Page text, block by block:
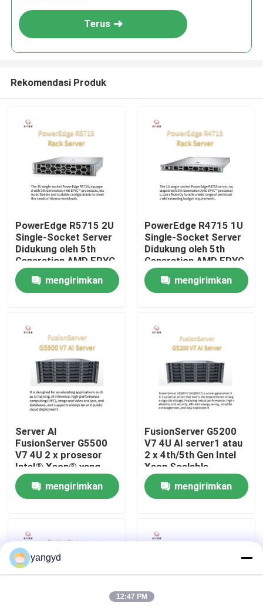
Rumah
Tentang Kami
Tur Pabrik
Kontrol Kualitas
Hubungi Kami
Berita
VR Show
Server Penyimpanan Rak
Terus
Rekomendasi Produk
PowerEdge R5715 2U
Single-Socket Server
Didukung oleh 5th
Generation AMD EPYC
Processor
mengirimkan
PowerEdge R4715 1U
Single-Socket Server
Didukung oleh 5th
Generation AMD EPYC
Processor
mengirimkan
Server AI
FusionServer G5500
V7 4U 2 x prosesor
Intel® Xeon® yang
Dapat Diskalakan
Generasi ke-4/5
mengirimkan
FusionServer G5200
V7 4U AI server1 atau
2 x 4th/5th Gen Intel
Xeon Scalable
prosesor
mengirimkan
yangyd
12:47 PM